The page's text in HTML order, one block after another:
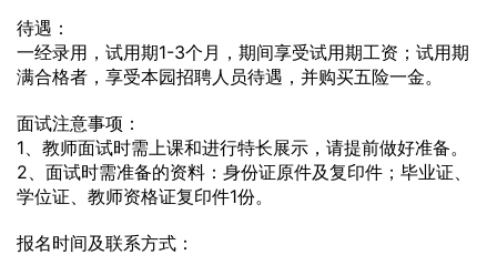
待遇：
一经录用，试用期1-3个月，期间享受试用期工资；试用期
满合格者，享受本园招聘人员待遇，并购买五险一金。
面试注意事项：
1、教师面试时需上课和进行特长展示，请提前做好准备。
2、面试时需准备的资料：身份证原件及复印件；毕业证、
学位证、教师资格证复印件1份。
报名时间及联系方式：